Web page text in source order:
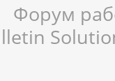
Форум